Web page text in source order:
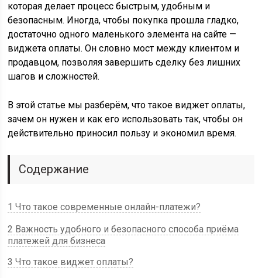
которая делает процесс быстрым, удобным и
безопасным. Иногда, чтобы покупка прошла гладко,
достаточно одного маленького элемента на сайте —
виджета оплаты. Он словно мост между клиентом и
продавцом, позволяя завершить сделку без лишних
шагов и сложностей.
В этой статье мы разберём, что такое виджет оплаты,
зачем он нужен и как его использовать так, чтобы он
действительно приносил пользу и экономил время.
Содержание
1 Что такое современные онлайн-платежи?
2 Важность удобного и безопасного способа приёма
платежей для бизнеса
3 Что такое виджет оплаты?